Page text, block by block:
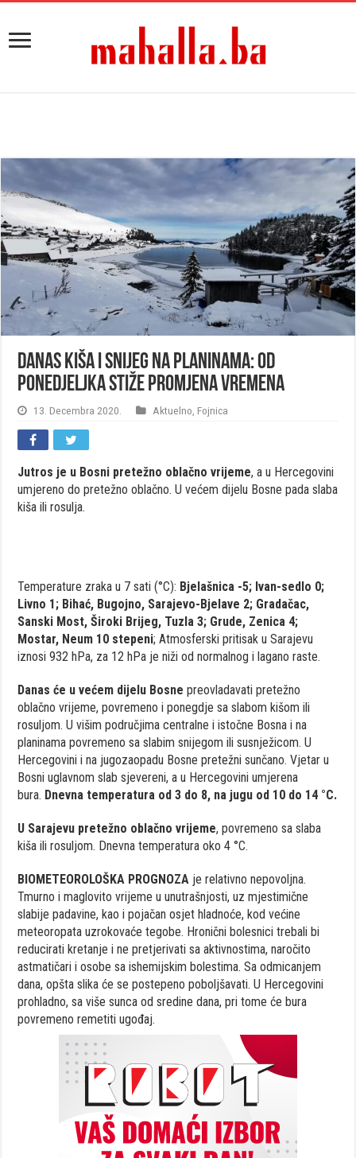
Danas kiša i snijeg na planinama: Od
ponedjeljka stiže promjena vremena
13. Decembra 2020. Aktuelno Fojnica
Jutros je u Bosni pretežno oblačno vrijeme, a u Hercegovini
umjereno do pretežno oblačno. U većem dijelu Bosne pada slaba
kiša ili rosulja.
Temperature zraka u 7 sati (°C): Bjelašnica -5; Ivan-sedlo 0;
Livno 1; Bihać, Bugojno, Sarajevo-Bjelave 2; Gradačac,
Sanski Most, Široki Brijeg, Tuzla 3; Grude, Zenica 4;
Mostar, Neum 10 stepeni; Atmosferski pritisak u Sarajevu
iznosi 932 hPa, za 12 hPa je niži od normalnog i lagano raste.
Danas će u većem dijelu Bosne preovladavati pretežno
oblačno vrijeme, povremeno i ponegdje sa slabom kišom ili
rosuljom. U višim područjima centralne i istočne Bosna i na
planinama povremeno sa slabim snijegom ili susnježicom. U
Hercegovini i na jugozaopadu Bosne pretežni sunčano. Vjetar u
Bosni uglavnom slab sjevereni, a u Hercegovini umjerena
bura. Dnevna temperatura od 3 do 8, na jugu od 10 do 14 °C.
U Sarajevu pretežno oblačno vrijeme, povremeno sa slaba
kiša ili rosuljom. Dnevna temperatura oko 4 °C.
BIOMETEOROLOŠKA PROGNOZA je relativno nepovoljna.
Tmurno i maglovito vrijeme u unutrašnjosti, uz mjestimične
slabije padavine, kao i pojačan osjet hladnoće, kod većine
meteoropata uzrokovaće tegobe. Hronični bolesnici trebali bi
reducirati kretanje i ne pretjerivati sa aktivnostima, naročito
astmatičari i osobe sa ishemijskim bolestima. Sa odmicanjem
dana, opšta slika će se postepeno poboljšavati. U Hercegovini
prohladno, sa više sunca od sredine dana, pri tome će bura
povremeno remetiti ugođaj.